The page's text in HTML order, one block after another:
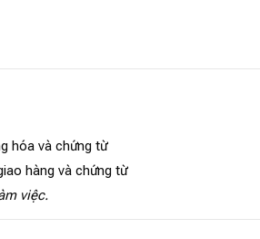
hóa và chứng từ
hàng và chứng từ
việc.